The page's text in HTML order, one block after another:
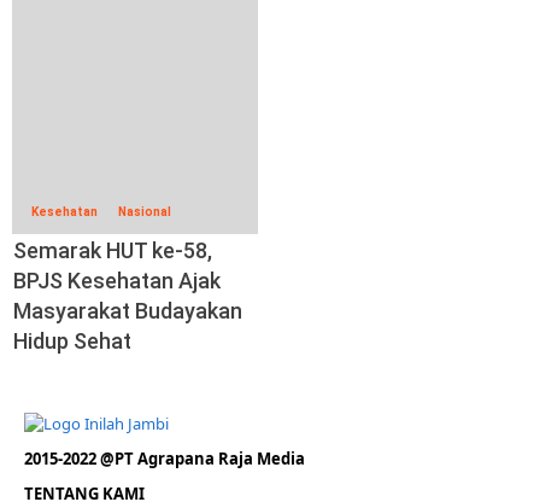
Kesehatan Nasional
Semarak HUT ke-58,
BPJS Kesehatan Ajak
Masyarakat Budayakan
Hidup Sehat
2015-2022 @PT Agrapana Raja Media
TENTANG KAMI